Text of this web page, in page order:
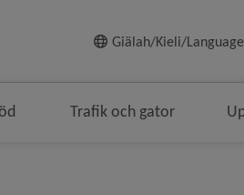
Giälah/Kieli/
Trafik och gator
i brödsmulenavigeringen